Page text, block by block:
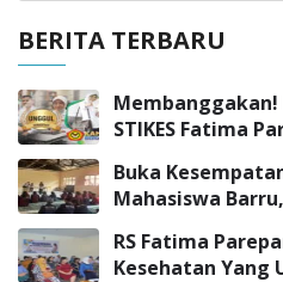
BERITA TERBARU
Membanggakan!
STIKES Fatima
Buka
Mahasiswa
RS Fatima
Kesehatan Yang